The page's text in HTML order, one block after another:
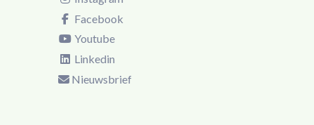
Facebook
Youtube
Linkedin
Nieuwsbrief